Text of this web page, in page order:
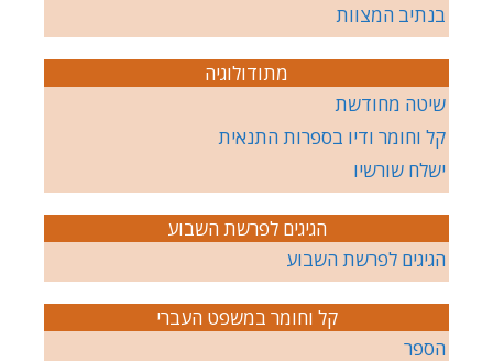
בנתיב המצוות
מתודולוגיה
שיטה מחודשת
קל וחומר ודיו בספרות התנאית
ישלח שורשיו
הגיגים לפרשת השבוע
הגיגים לפרשת השבוע
קל וחומר במשפט העברי
הספר